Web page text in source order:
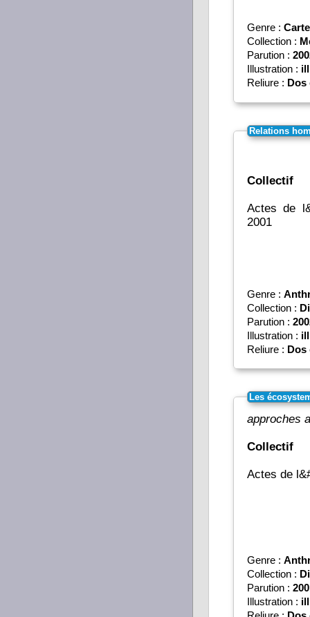
Genre :
Collection :
Parution :
Illustration :
Reliure : Dos
Relations
Collectif
Actes de
2001
Genre :
Collection :
Parution :
Illustration :
Reliure : Dos
Les
approches
Collectif
Actes de
Genre :
Collection :
Parution :
Illustration :